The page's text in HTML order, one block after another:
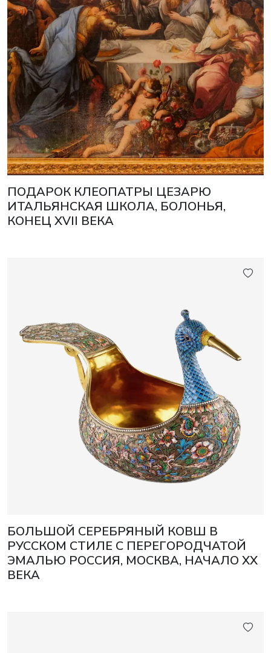
ПОДАРОК КЛЕОПАТРЫ ЦЕЗАРЮ
ИТАЛЬЯНСКАЯ ШКОЛА, БОЛОНЬЯ,
КОНЕЦ XVII ВЕКА
БОЛЬШОЙ СЕРЕБРЯНЫЙ КОВШ В
РУССКОМ СТИЛЕ С ПЕРЕГОРОДЧАТОЙ
ЭМАЛЬЮ РОССИЯ, МОСКВА, НАЧАЛО XX
ВЕКА